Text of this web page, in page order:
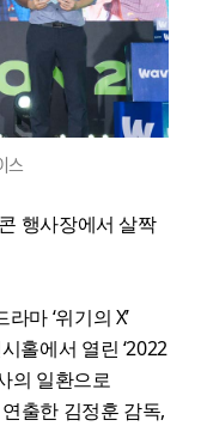
스
행사장에서 살짝
마 ‘위기의 X’
홀에서 열린 ‘2022
의 일환으로
출한 김정훈 감독,